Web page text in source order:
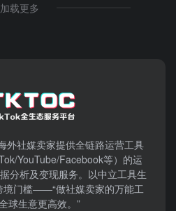
加载更多
外社媒卖家提供全链路运营工具
YouTube/Facebook等）​的运
分析及变现服务。以中立工具生
境门槛——“做社媒卖家的万能工
球生意更高效。”